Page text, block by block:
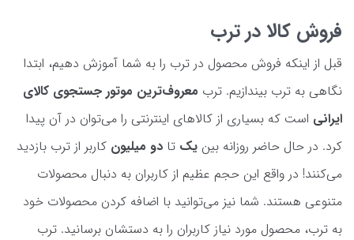
فروش کالا در ترب
قبل از اینکه فروش محصول در ترب را به شما آموزش دهیم، ابتدا
نگاهی به ترب بیندازیم. ترب معروف‌ترین موتور جستجوی کالای
ایرانی است که بسیاری از کالاهای اینترنتی را می‌توان در آن پیدا
کرد. در حال حاضر روزانه بین یک تا دو میلیون کاربر از ترب بازدید
می‌کنند! در واقع این حجم عظیم از کاربران به دنبال محصولات
متنوعی هستند. شما نیز می‌توانید با اضافه کردن محصولات خود
به ترب، محصول مورد نیاز کاربران را به دستشان برسانید. ترب